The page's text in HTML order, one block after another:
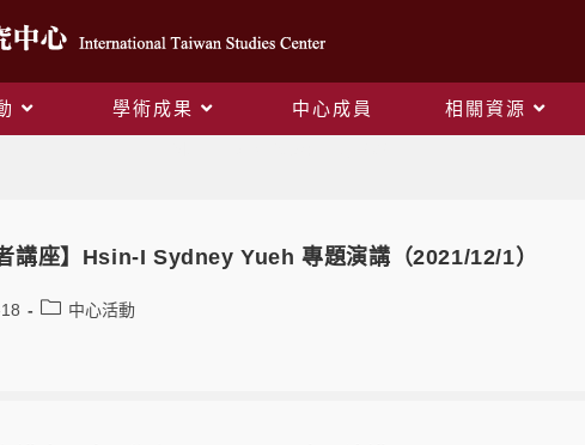
學術成果 中心成員 相關資源
講座】Hsin-I Sydney Yueh 專題演講（2021/12/1）
中心活動